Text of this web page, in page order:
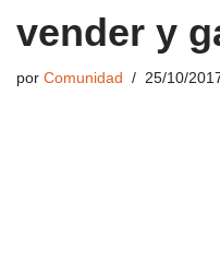
vender y
por Comunidad 25/10/